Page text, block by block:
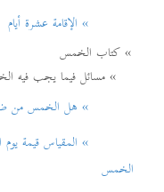
» الإقامة عشرة أيام
» كتاب الخمس
» مسائل فيما يجب فيه
» هل الخمس من
» المقياس قيمة يوم
الخمس